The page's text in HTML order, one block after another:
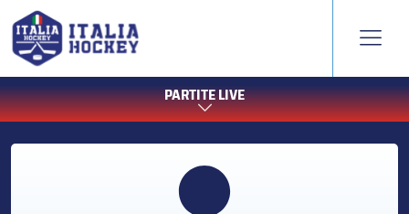
PARTITE LIVE